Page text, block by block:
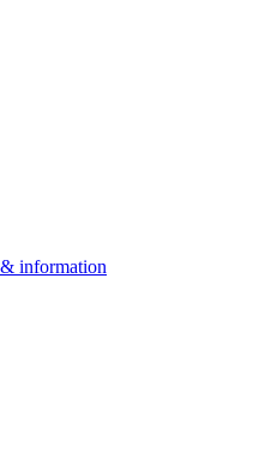
information